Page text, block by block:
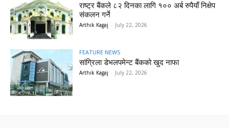
राष्ट्र बैंकले ८२ दिनका लागि १०० अर्ब रुपैयाँ निक्षेप
संकलन गर्ने
Arthik Kagaj - July 22, 2026
FEATURE NEWS
सांग्रिला डेभलपमेन्ट बैंकको खुद नाफा
Arthik Kagaj - July 22, 2026